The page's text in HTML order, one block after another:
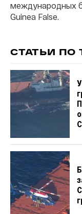
международных
Guinea False.
СТАТЬИ ПО